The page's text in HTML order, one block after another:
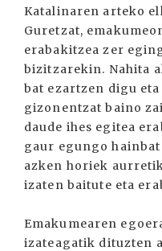
Katalinaren arteko
Guretzat,
erabakitzea zer
bizitzarekin. Nahita
bat ezartzen digu
gizonentzat baino
daude ihes egitea
gaur egungo
azken horiek
izaten baitute eta
Emakumearen
izateagatik dituzten